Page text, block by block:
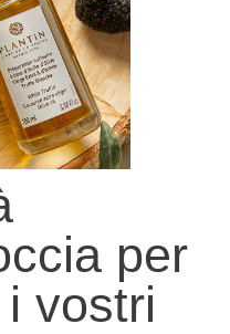
per
vostri